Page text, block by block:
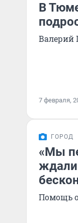
В
Валерий
7 февраля,
ГОРОД
«Мы
Помощь